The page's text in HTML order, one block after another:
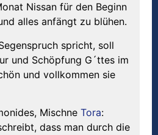
Nissan für den Beginn
alles anfängt zu blühen.
spricht, soll
und Schöpfung G´ttes im
und vollkommen sie
Mischne Tora:
dass man durch die